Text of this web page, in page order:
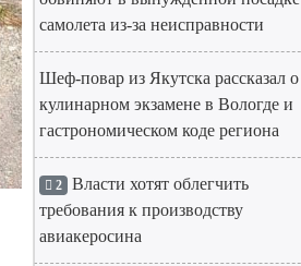
самолета из-за неисправности
Шеф-повар из Якутска рассказал о
кулинарном экзамене в Вологде и
гастрономическом коде региона
2 Власти хотят облегчить
требования к производству
авиакеросина